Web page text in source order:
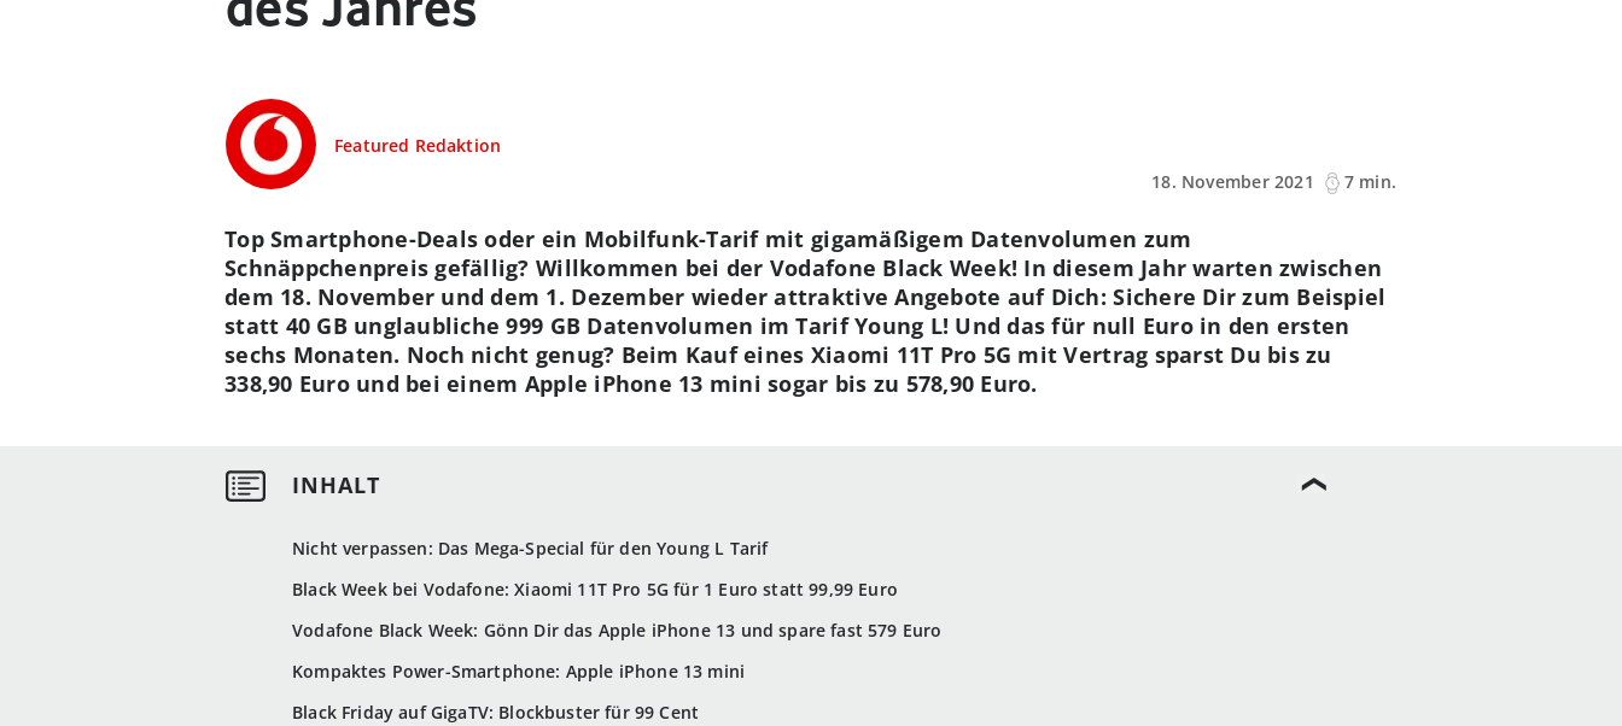
Featured Redaktion
18. November 2021
7 min.
Nicht verpassen: Das Mega-Special für den Young L Tarif
Black Week bei Vodafone: Xiaomi 11T Pro 5G für 1 Euro statt 99,99 Euro
Vodafone Black Week: Gönn Dir das Apple iPhone 13 und spare fast 579 Euro
Kompaktes Power-Smartphone: Apple iPhone 13 mini
Black Friday auf GigaTV: Blockbuster für 99 Cent
Top Smartphone-Deals oder ein Mobilfunk-Tarif mit gigamäßigem Datenvolumen zum
Schnäppchenpreis gefällig? Willkommen bei der Vodafone Black Week! In diesem Jahr warten zwischen
dem 18. November und dem 1. Dezember wieder attraktive Angebote auf Dich: Sichere Dir zum Beispiel
statt 40 GB unglaubliche 999 GB Datenvolumen im Tarif Young L! Und das für null Euro in den ersten
sechs Monaten. Noch nicht genug? Beim Kauf eines Xiaomi 11T Pro 5G mit Vertrag sparst Du bis zu
338,90 Euro und bei einem Apple iPhone 13 mini sogar bis zu 578,90 Euro.